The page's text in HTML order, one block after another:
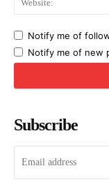
Notify me of
Notify me of new
Subscribe